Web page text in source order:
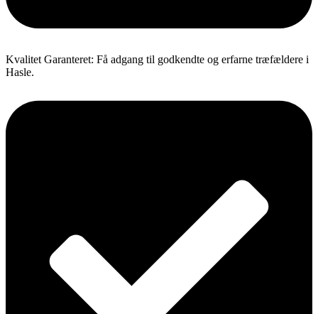
Kvalitet Garanteret: Få adgang til godkendte og erfarne træfældere i
Hasle.